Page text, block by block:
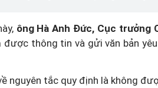
ông Hà Anh Đức, Cục trưởng
được thông tin và gửi văn bản
nguyên tắc quy định là không
duy quản lý trong
thực phẩm sửa đổi